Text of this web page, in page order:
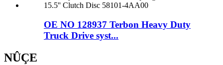
OE NO 128937 Terbon Heavy Duty
Truck Drive syst...
NÛÇE